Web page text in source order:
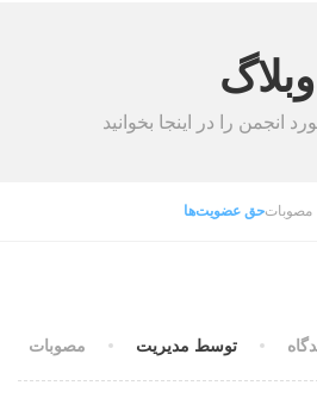
وبلاگ
انجمن را در اینجا بخوانید
مصوباتحق عضویت‌ها
توسط مدیریت مصوبات